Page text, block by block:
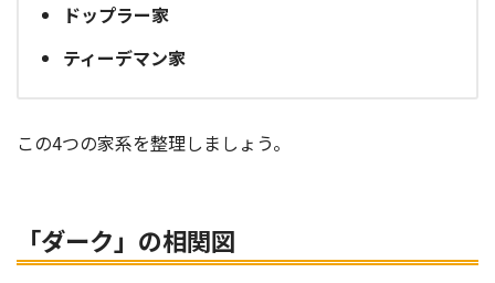
ドップラー家
ティーデマン家
この4つの家系を整理しましょう。
「ダーク」の相関図